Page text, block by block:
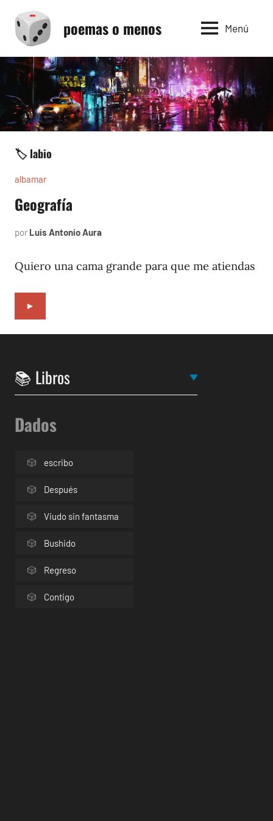
contenido
poemas o menos Menú
🏷️ labio
albamar
Geografía
por Luis Antonio Aura
1996
Quiero una cama grande para que me atiendas
►
Dados
escribo
Después
Viudo sin fantasma
Bushido
Regreso
Contigo